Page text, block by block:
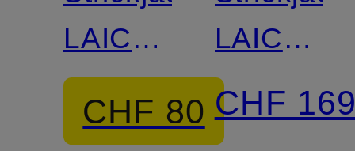
LAICA
mit
Cashmere
CHF 80
LAICA
mit
CHF